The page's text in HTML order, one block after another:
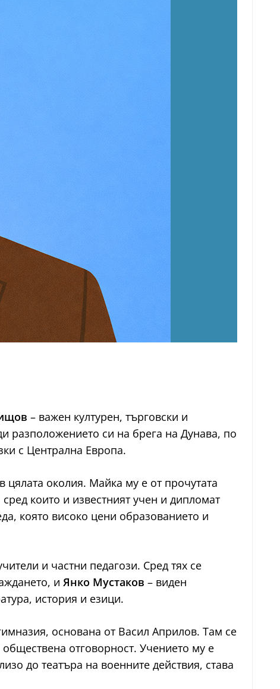
– важен културен, търговски и
разположението си на брега на Дунава, по
с Централна Европа.
околия. Майка му е от прочутата
които и известният учен и дипломат
която високо цени образованието и
и частни педагози. Сред тях се
и Янко Мустаков – виден
история и езици.
основана от Васил Априлов. Там се
отговорност. Учението му е
до театъра на военните действия, става